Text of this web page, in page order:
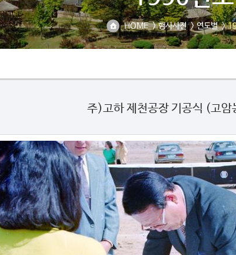
HOME>행사사진>연도별>
주)고하 제천공장 기공식 (고암